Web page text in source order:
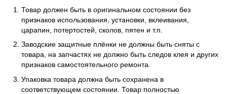
Товар должен быть в оригинальном состоянии без
признаков использования, установки, вклеивания,
царапин, потертостей, сколов, пятен и т.п.
Заводские защитные плёнки не должны быть сняты с
товара, на запчастях не должно быть следов клея и других
признаков самостоятельного ремонта.
Упаковка товара должна быть сохранена в
соответствующем состоянии. Товар полностью